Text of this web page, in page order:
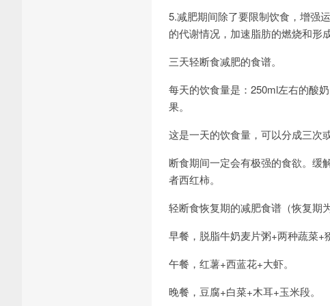
5.减肥期间除了要限制饮食，增强
的代谢情况，加速脂肪的燃烧和形
三天轻断食减肥的食谱。
每天的饮食量是：250ml左右的酸
果。
这是一天的饮食量，可以分成三次
断食期间一定会有极强的食欲。缓
者西红柿。
轻断食恢复期的减肥食谱（恢复期
早餐，脱脂牛奶麦片粥+两种蔬菜+
午餐，红薯+西蓝花+大虾。
晚餐，豆腐+白菜+木耳+玉米段。